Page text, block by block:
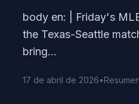
body en: | Friday's
the Texas-Seattle
bring...
17 de abril de 2026•